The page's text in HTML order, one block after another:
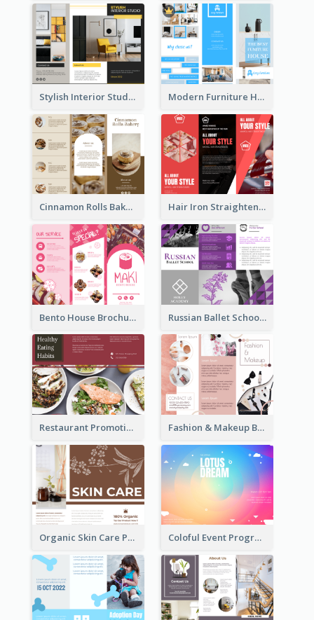
Stylish Interior Studio Brochure Modern Furniture House Brochure
Cinnamon Rolls Bakery Brochure Hair Iron Straighteners Promote Brochure
Bento House Brochure Russian Ballet School Brochure
Restaurant Promoting Healthy Eating Brochure Fashion & Makeup Brochure
Organic Skin Care Product Brochure With Details Coloful Event Program Brochure